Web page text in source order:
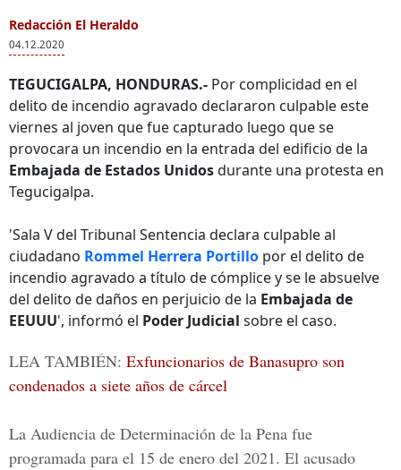
Redacción El Heraldo
04.12.2020
TEGUCIGALPA, HONDURAS.- Por complicidad en el
delito de incendio agravado declararon culpable este
viernes al joven que fue capturado luego que se
provocara un incendio en la entrada del edificio de la
Embajada de Estados Unidosdurante una protesta en
Tegucigalpa.
'Sala V del Tribunal Sentencia declara culpable al
ciudadano Rommel Herrera Portillo por el delito de
incendio agravado a título de cómplice y se le absuelve
del delito de daños en perjuicio de la Embajada de
EEUUU', informó el Poder Judicial sobre el caso.
LEA TAMBIÉN: Exfuncionarios de Banasupro son
condenados a siete años de cárcel
La Audiencia de Determinación de la Pena fue
programada para el 15 de enero del 2021. El acusado